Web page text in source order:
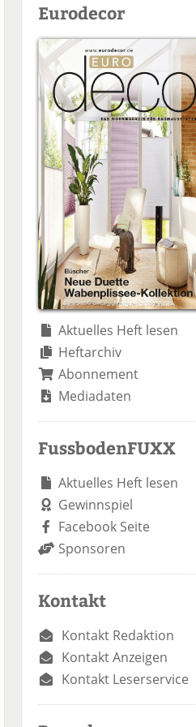
Eurodecor
Aktuelles Heft lesen
Heftarchiv
Abonnement
Mediadaten
FussbodenFUXX
Aktuelles Heft lesen
Gewinnspiel
Facebook Seite
Sponsoren
Kontakt
Kontakt Redaktion
Kontakt Anzeigen
Kontakt Leserservice